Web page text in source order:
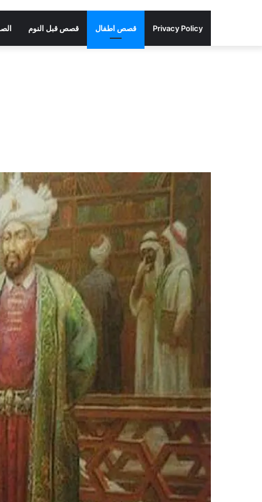
Privacy Policy قصص اطفال قصص قبل النوم